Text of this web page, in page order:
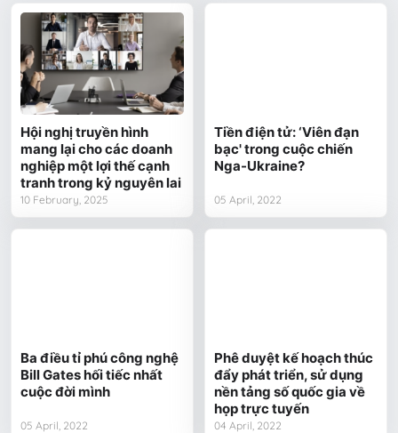
Hội nghị truyền hình
mang lại cho các doanh
nghiệp một lợi thế cạnh
tranh trong kỷ nguyên lai
10 February, 2025
Tiền điện tử: ‘Viên đạn
bạc' trong cuộc chiến
Nga-Ukraine?
05 April, 2022
Ba điều tỉ phú công nghệ
Bill Gates hối tiếc nhất
cuộc đời mình
05 April, 2022
Phê duyệt kế hoạch thúc
đẩy phát triển, sử dụng
nền tảng số quốc gia về
họp trực tuyến
04 April, 2022